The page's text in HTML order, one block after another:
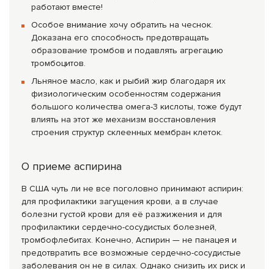
работают вместе!
Особое внимание хочу обратить на чеснок.
Доказана его способность предотвращать
образование тромбов и подавлять агрегацию
тромбоцитов.
Льняное масло, как и рыбий жир благодаря их
физиологическим особенностям содержания
большого количества омега-3 кислоты, тоже будут
влиять на этот же механизм восстановления
строения структур склеенных мембран клеток.
О приеме аспирина
В США чуть ли не все поголовно принимают аспирин:
для профилактики загущения крови, а в случае
болезни густой крови для её разжижения и для
профилактики сердечно-сосудистых болез­ней,
тромбофлебитах. Конечно, Аспирин — не панацея и
предотвратить все возможные сердечно-сосудистые
заболевания он не в силах. Однако снизить их риск и